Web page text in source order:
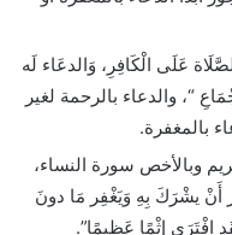
عَلَى الْكَافِرِ، وَالدعَاء لَه
“، والدعاء بالرحمة لغير
بالمغفرة.
وبالأخص سورة النساء،
أَنْ يشْرَكَ بِهِ وَيَغْفِر مَا دونَ
افْتَرَى إِثْمًا عَظِيمًا”.